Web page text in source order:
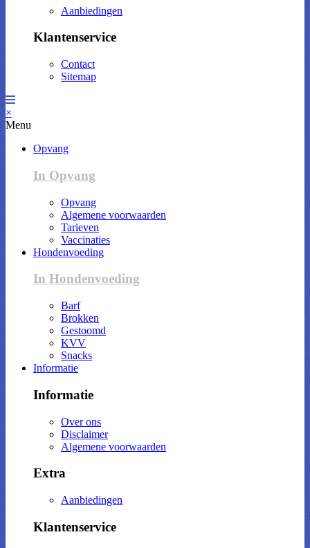
Aanbiedingen
Klantenservice
Contact
Sitemap
×
Menu
Opvang
In Opvang
Opvang
Algemene voorwaarden
Tarieven
Vaccinaties
Hondenvoeding
In Hondenvoeding
Barf
Brokken
Gestoomd
KVV
Snacks
Informatie
Informatie
Over ons
Disclaimer
Algemene voorwaarden
Extra
Aanbiedingen
Klantenservice